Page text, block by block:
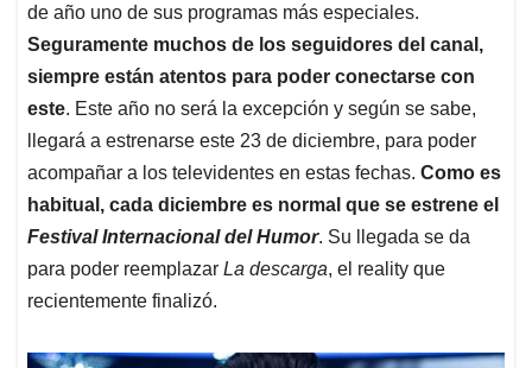
de año uno de sus programas más especiales.
Seguramente muchos de los seguidores del canal,
siempre están atentos para poder conectarse con
este. Este año no será la excepción y según se sabe,
llegará a estrenarse este 23 de diciembre, para poder
acompañar a los televidentes en estas fechas. Como es
habitual, cada diciembre es normal que se estrene el
Festival Internacional del Humor. Su llegada se da
para poder reemplazar La descarga, el reality que
recientemente finalizó.